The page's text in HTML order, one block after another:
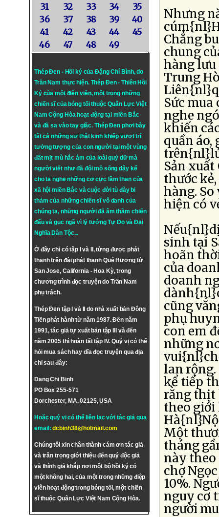
31
32 33 34
35
36
37 38 39
40
41
42 43 44
45
46
47 48 49
Thép Đen - Hồi ký của Đặng Chí Bình, do
Trần Nam thực hiện. Thép Đen- Thiên Hồi
Ký của một điện viên, một trong những
chiến sĩ của bóng tối thuộc Quân Lực Việt
Nam Cộng Hòa hoạt động tại miền Bắc
và đã sa vào tay giặc. Thép Đen phơi bày
tất cả những sự thật kinh khiếp vượt trí
tưởng tượng của con người tại một vùng
đất mịt mù hắc ám của loài quỷ dữ mà
người viết như đã đội mồ sống dậy kể
cho ta nghe những cơ cực lầm than của
xã hội miền Bắc và cuộc đời tù đày bi
thảm của những chiến sĩ vô danh của
chúng ta, những người đã âm thầm chiến
đấu và gục ngã vì lý tưởngTự DovàĐại
Nghĩa Dân Tộc...
Ở đây chỉ có tập I và II, từng được phát
thanh trên đài phát thanh Quê Hương từ
San Jose, California - Hoa Kỳ, trong
chương trình đọc truyện do Trần Nam
phụ trách.
Thép Đen tập I và II do nhà xuất bản Đông
Tiến phát hành từ năm 1987. Đến năm
1991, tác giả tự xuất bản tập III và đến
năm 2005 thì hoàn tất tập IV. Quý vị có thể
hỏi mua sách hay dĩa đọc truyện qua địa
chỉ sau đây:
Dang Chi Binh
PO Box 255-571
Dorchester, MA. 02125, USA
Hoặc quý vị có thể liên lạc với tác giả qua
email:dcbinh38@hotmail.com
Chúng tôi xin chân thành cám ơn tác giả
và trân trọng giới thiệu đến quý độc giả
và thính giả khắp nơi một bộ hồi ký có
một không hai, của một trong những điệp
viên hoạt động trong bóng tối, một chiến
sĩ thuộc Quân Lực Việt Nam Cộng Hòa.
Nhưng
Chẳng
chung
hàng lưu
Trung
Sức
nghe
khiến
quần
Sản
thước
hàng.
hiện có
sinh tại
hoãn
của
doanh
cũng
phụ
con em
những
lan
kể tiếp
rằng thịt
theo giới
Một
tháng
này theo
chợ
10%.
nguy cơ
người